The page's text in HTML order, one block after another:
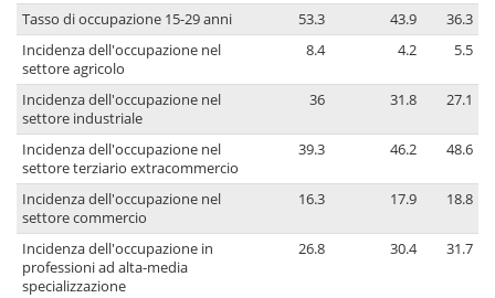
Tasso di occupazione 15-29 anni
53.3 43.9
36.3
Incidenza dell'occupazione nel
settore agricolo
8.4 4.2 5.5
Incidenza dell'occupazione nel
settore industriale
36 31.8 27.1
Incidenza dell'occupazione nel
settore terziario extracommercio
39.3 46.2 48.6
Incidenza dell'occupazione nel
settore commercio
16.3 17.9 18.8
Incidenza dell'occupazione in
professioni ad alta-media
specializzazione
26.8 30.4 31.7